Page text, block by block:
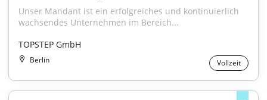
Unser Mandant ist ein erfolgreiches und kontinuierlich
wachsendes Unternehmen im Bereich...
TOPSTEP GmbH
Berlin Vollzeit